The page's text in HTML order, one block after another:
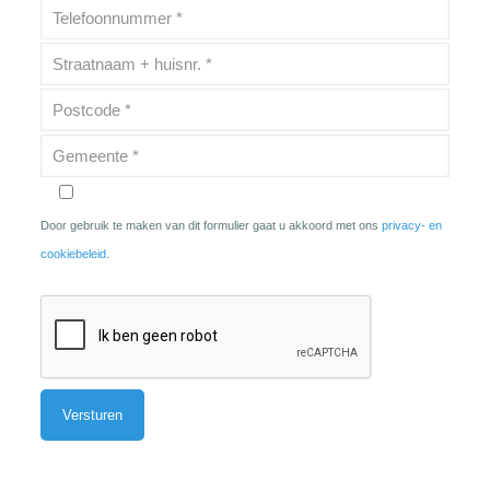
Door gebruik te maken van dit formulier gaat u akkoord met ons privacy- en
cookiebeleid.